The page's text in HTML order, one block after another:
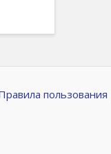
пользования